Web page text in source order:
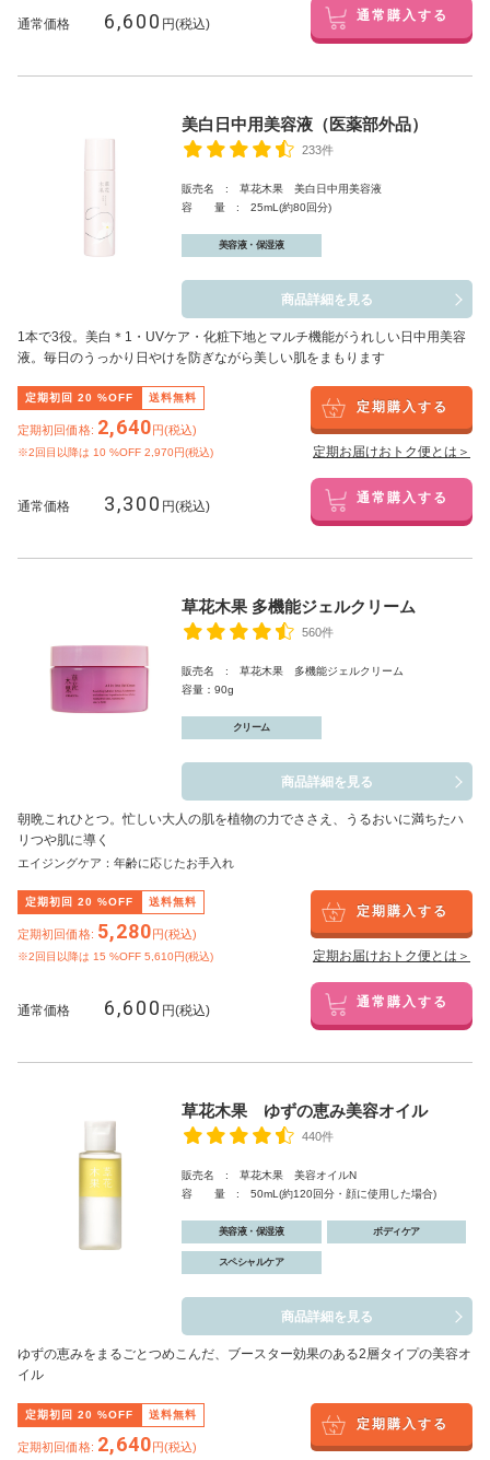
通常価格 6,600 円(税込) 通常購入する
美白日中用美容液（医薬部外品）
233件
販売名 : 草花木果 美白日中用美容液
容 量 : 25mL(約80回分)
美容液・保湿液
商品詳細を見る
1本で3役。美白 ＊1 ・UVケア・化粧下地とマルチ機能がうれしい日中用美容
液。毎日のうっかり日やけを防ぎながら美しい肌をまもります
定期初回 20 %OFF 送料無料
定期初回価格: 2,640円(税込)
※2回目以降は 10 %OFF 2,970円(税込)
定期購入する
定期お届けおトク便とは＞
通常価格 3,300 円(税込) 通常購入する
草花木果 多機能ジェルクリーム
560件
販売名 : 草花木果 多機能ジェルクリーム
容量：90g
クリーム
商品詳細を見る
朝晩これひとつ。忙しい大人の肌を植物の力でささえ、うるおいに満ちたハ
リつや肌に導く
エイジングケア：年齢に応じたお手入れ
定期初回 20 %OFF 送料無料
定期初回価格: 5,280円(税込)
※2回目以降は 15 %OFF 5,610円(税込)
定期購入する
定期お届けおトク便とは＞
通常価格 6,600 円(税込) 通常購入する
草花木果 ゆずの恵み美容オイル
440件
販売名 : 草花木果 美容オイルN
容 量 : 50mL(約120回分・顔に使用した場合)
美容液・保湿液 ボディケア
スペシャルケア
商品詳細を見る
ゆずの恵みをまるごとつめこんだ、ブースター効果のある2層タイプの美容オ
イル
定期初回 20 %OFF 送料無料
定期初回価格: 2,640円(税込)
定期購入する